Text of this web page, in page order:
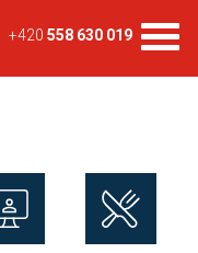
+420 558 630 019